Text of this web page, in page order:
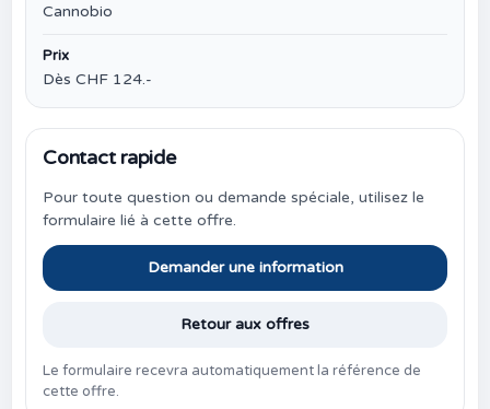
Cannobio
Prix
Dès CHF 124.-
Contact rapide
Pour toute question ou demande spéciale, utilisez le
formulaire lié à cette offre.
Demander une information
Retour aux offres
Le formulaire recevra automatiquement la référence de
cette offre.